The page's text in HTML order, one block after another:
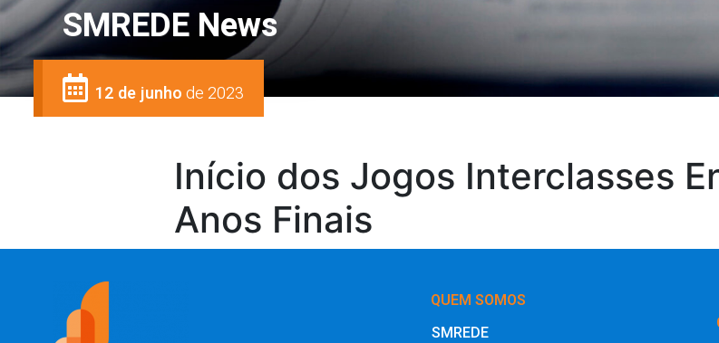
SMREDE News
12 de junhode 2023
Início dos Jogos Interclasses
Anos Finais
QUEM SOMOS
SMREDE